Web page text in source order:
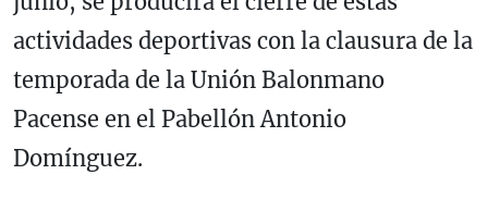
actividades deportivas con la clausura de la
temporada de la Unión Balonmano
Pacense en el Pabellón Antonio
Domínguez.